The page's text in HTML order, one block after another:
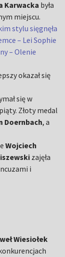
Karwacka była
miejscu.
stylu sięgnęła
– Lei Sophie
– Olenie
okazał się
się w
Złoty medal
Doernbach, a
Wojciech
zajęła
i
Wiesiołek